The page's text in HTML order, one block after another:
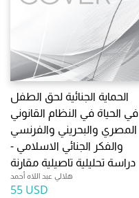
الحماية الجنائية لحق الطفل
في الحياة في النظام القانوني
المصري والبحريني والفرنسي
والفكر الجنائي الاسلامي -
دراسة تحليلية تاصيلية مقارنة
هلالي عبد اللاه أحمد
55 USD